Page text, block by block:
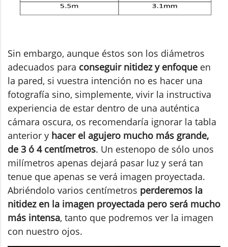
Sin embargo, aunque éstos son los diámetros
adecuados para conseguir nitidez y enfoque en
la pared, si vuestra intención no es hacer una
fotografía sino, simplemente, vivir la instructiva
experiencia de estar dentro de una auténtica
cámara oscura, os recomendaría ignorar la tabla
anterior y hacer el agujero mucho más grande,
de 3 ó 4 centímetros. Un estenopo de sólo unos
milímetros apenas dejará pasar luz y será tan
tenue que apenas se verá imagen proyectada.
Abriéndolo varios centímetros perderemos la
nitidez en la imagen proyectada pero será mucho
más intensa, tanto que podremos ver la imagen
con nuestro ojos.